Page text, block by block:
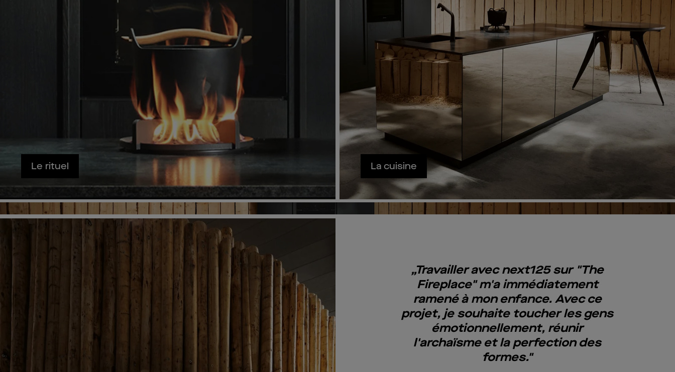
Le rituel La cuisine
„Travailler avec next125 sur "The
Fireplace" m'a immédiatement
ramené à mon enfance. Avec ce
projet, je souhaite toucher les gens
émotionnellement, réunir
l'archaïsme et la perfection des
formes."